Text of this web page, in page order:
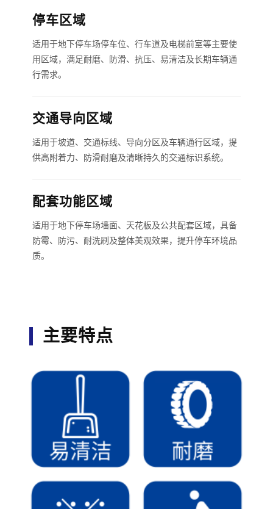
停车区域
适用于地下停车场停车位、行车道及电梯前室等主要使
用区域，满足耐磨、防滑、抗压、易清洁及长期车辆通
行需求。
交通导向区域
适用于坡道、交通标线、导向分区及车辆通行区域，提
供高附着力、防滑耐磨及清晰持久的交通标识系统。
配套功能区域
适用于地下停车场墙面、天花板及公共配套区域，具备
防霉、防污、耐洗刷及整体美观效果，提升停车环境品
质。
主要特点